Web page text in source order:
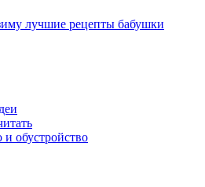
лучшие рецепты бабушки
и обустройство